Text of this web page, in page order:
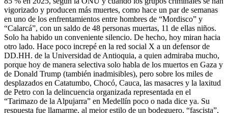
vigorizado y producen más muertes, como hace un par de semanas
en uno de los enfrentamientos entre hombres de “Mordisco” y
“Calarcá”, con un saldo de 48 personas muertas, 11 de ellas niños.
Solo ha habido un conveniente silencio. De hecho, hoy miran hacia
otro lado. Hace poco increpé en la red social X a un defensor de
DD.HH. de la Universidad de Antioquia, a quien admiraba mucho,
porque hoy de manera selectiva solo habla de los muertos en Gaza y
de Donald Trump (también inadmisibles), pero sobre los miles de
desplazados en Catatumbo, Chocó, Cauca, las masacres y la laxitud
de Petro con la delincuencia organizada representada en el
“Tarimazo de la Alpujarra” en Medellín poco o nada dice ya. Su
respuesta fue llamarme, al mejor estilo de un bodeguero, “fascista”,